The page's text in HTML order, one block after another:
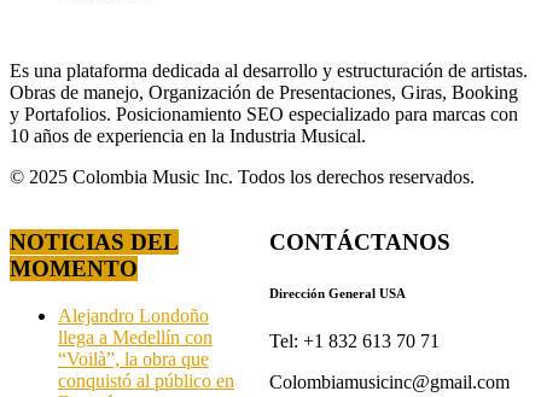
Es una plataforma dedicada al desarrollo y estructuración de artistas.
Obras de manejo, Organización de Presentaciones, Giras, Booking
y Portafolios. Posicionamiento SEO especializado para marcas con
10 años de experiencia en la Industria Musical.
© 2025 Colombia Music Inc. Todos los derechos reservados.
NOTICIAS DEL
MOMENTO
Alejandro Londoño
llega a Medellín con
“Voilà”, la obra que
conquistó al público en
CONTÁCTANOS
Dirección General USA
Tel: +1 832 613 70 71
Colombiamusicinc@gmail.com